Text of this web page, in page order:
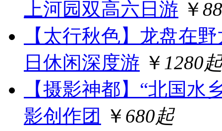
上河园双高六日游 ￥
【太行秋色】龙盘在
日休闲深度游 ￥ 1280
【摄影神都】“北国水
影创作团
￥ 680起